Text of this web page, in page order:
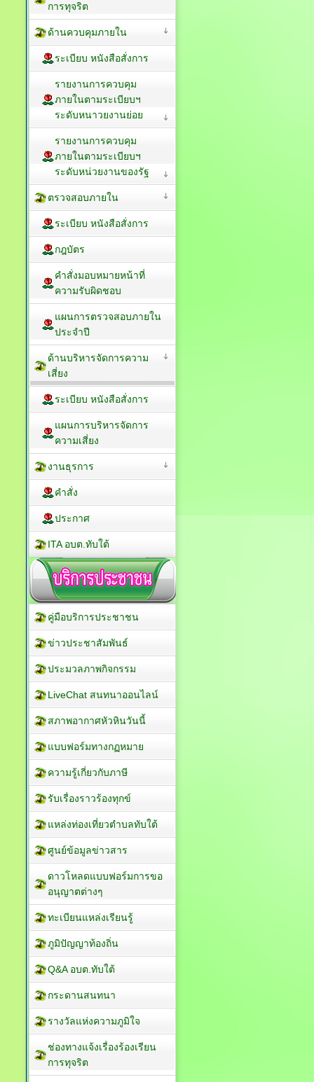
การทุจริต
ด้านควบคุมภายใน
ระเบียบ หนังสือสั่งการ
รายงานการควบคุม
ภายในตามระเบียบฯ
ระดับหนาวยงานย่อย
รายงานการควบคุม
ภายในตามระเบียบฯ
ระดับหน่วยงานของรัฐ
ตรวจสอบภายใน
ระเบียบ หนังสือสั่งการ
กฎบัตร
คำสั่งมอบหมายหน้าที่
ความรับผิดชอบ
แผนการตรวจสอบภายใน
ประจำปี
ด้านบริหารจัดการความ
เสี่ยง
ระเบียบ หนังสือสั่งการ
แผนการบริหารจัดการ
ความเสี่ยง
งานธุรการ
คำสั่ง
ประกาศ
ITA อบต.ทับใต้
คู่มือบริการประชาชน
ข่าวประชาสัมพันธ์
ประมวลภาพกิจกรรม
LiveChat สนทนาออนไลน์
สภาพอากาศหัวหินวันนี้
แบบฟอร์มทางกฏหมาย
ความรู้เกี่ยวกับภาษี
รับเรื่องราวร้องทุกข์
แหล่งท่องเที่ยวตำบลทับใต้
ศูนย์ข้อมูลข่าวสาร
ดาวโหลดแบบฟอร์มการขอ
อนุญาตต่างๆ
ทะเบียนแหล่งเรียนรู้
ภูมิปัญญาท้องถิ่น
Q&A อบต.ทับใต้
กระดานสนทนา
รางวัลแห่งความภูมิใจ
ช่องทางแจ้งเรื่องร้องเรียน
การทุจริต